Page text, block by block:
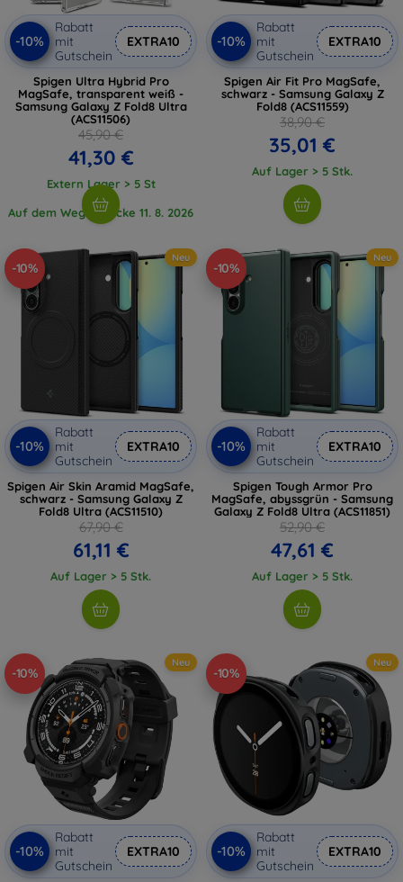
-10%
Rabatt
mit
Gutschein
EXTRA10
Spigen Ultra Hybrid Pro
MagSafe, transparent weiß -
Samsung Galaxy Z Fold8 Ultra
(ACS11506)
45,90 €
41,30 €
Extern Lager > 5 St
Auf dem Weg 1 Stücke 11. 8. 2026
-10%
Rabatt
mit
Gutschein
EXTRA10
Spigen Air Fit Pro MagSafe,
schwarz - Samsung Galaxy Z
Fold8 (ACS11559)
38,90 €
35,01 €
Auf Lager > 5 Stk.
-10%
Neu
-10%
Rabatt
mit
Gutschein
EXTRA10
Spigen Air Skin Aramid MagSafe,
schwarz - Samsung Galaxy Z
Fold8 Ultra (ACS11510)
67,90 €
61,11 €
Auf Lager > 5 Stk.
-10%
Neu
-10%
Rabatt
mit
Gutschein
EXTRA10
Spigen Tough Armor Pro
MagSafe, abyssgrün - Samsung
Galaxy Z Fold8 Ultra (ACS11851)
52,90 €
47,61 €
Auf Lager > 5 Stk.
-10%
Neu
-10%
Rabatt
mit
Gutschein
EXTRA10
-10%
Neu
-10%
Rabatt
mit
Gutschein
EXTRA10